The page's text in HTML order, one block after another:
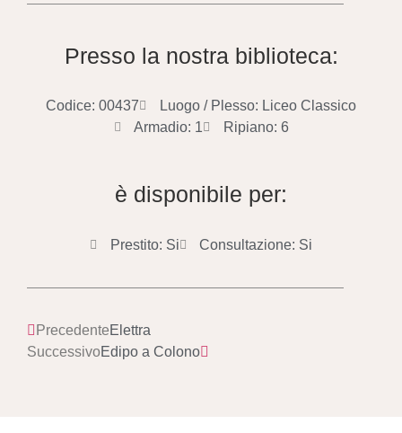
Presso la nostra biblioteca:
Codice: 00437
Luogo / Plesso: Liceo Classico
Armadio: 1
Ripiano: 6
è disponibile per:
Prestito: Si Consultazione: Si
PrecedenteElettra
SuccessivoEdipo a Colono